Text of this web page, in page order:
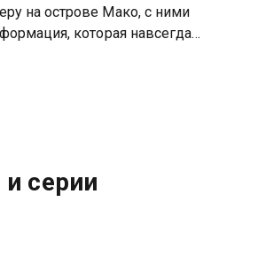
на острове Мако, с ними
которая навсегда
Теперь они, коснувшись воды,
1 сезон сериала H2O: Остров
серии